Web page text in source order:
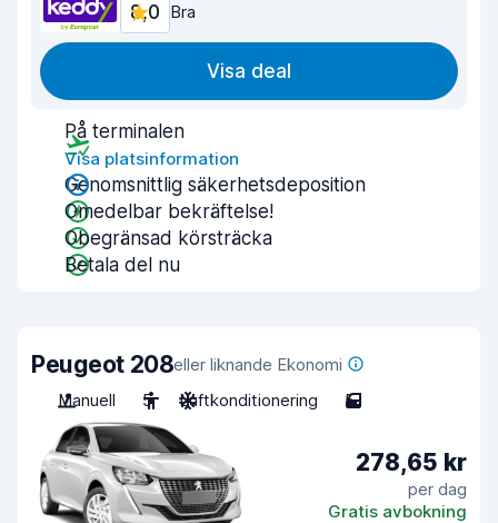
8,0 Bra
Visa deal
På terminalen
Visa platsinformation
Genomsnittlig säkerhetsdeposition
Omedelbar bekräftelse!
Obegränsad körsträcka
Betala del nu
Peugeot 208eller liknande Ekonomi
Manuell
5 Luftkonditionering 5
278,65 kr
per dag
Gratis avbokning